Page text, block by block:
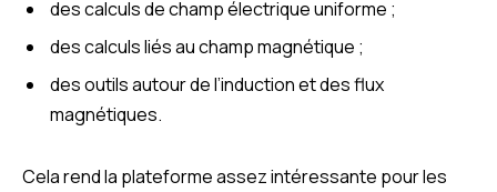
des calculs de champ électrique uniforme ;
des calculs liés au champ magnétique ;
des outils autour de l’induction et des flux
magnétiques.
Cela rend la plateforme assez intéressante pour les